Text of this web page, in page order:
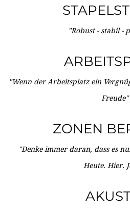
"Robust - stabil -
"Wenn der Arbeitsplatz ein
Freude"
ZONEN
"Denke immer daran, dass es
Heute. Hier.